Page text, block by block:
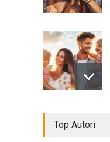
Top Autori